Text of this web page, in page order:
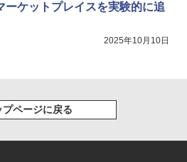
ーケットプレイスを実験的に追
2025年10月10日
プページに戻る